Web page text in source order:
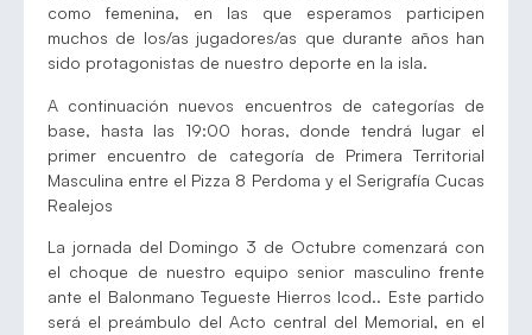
como femenina, en las que esperamos participen
muchos de los/as jugadores/as que durante años han
sido protagonistas de nuestro deporte en la isla.
A continuación nuevos encuentros de categorías de
base, hasta las 19:00 horas, donde tendrá lugar el
primer encuentro de categoría de Primera Territorial
Masculina entre el Pizza 8 Perdoma y el Serigrafía Cucas
Realejos
La jornada del Domingo 3 de Octubre comenzará con
el choque de nuestro equipo senior masculino frente
ante el Balonmano Tegueste Hierros Icod.. Este partido
será el preámbulo del Acto central del Memorial, en el